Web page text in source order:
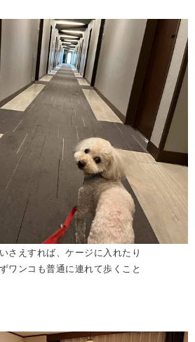
さえすれば、ケージに入れたり
ワンコも普通に連れて歩くこと